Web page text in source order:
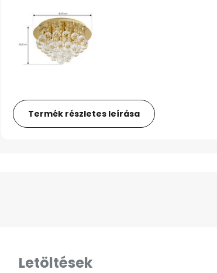
Termék részletes leírása
Letöltések